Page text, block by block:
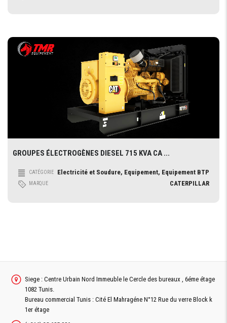
GROUPES ÉLECTROGÈNES DIESEL 715 KVA CA ...
CATÉGORIE Electricité et Soudure, Equipement, Equipement BTP
MARQUE CATERPILLAR
Siege : Centre Urbain Nord Immeuble le Cercle des bureaux , 6éme étage
1082 Tunis.
Bureau commercial Tunis : Cité El Mahragéne N°12 Rue du verre Block k
1er étage